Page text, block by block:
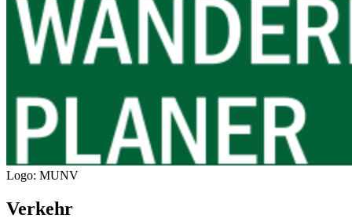
Logo: MUNV
Verkehr